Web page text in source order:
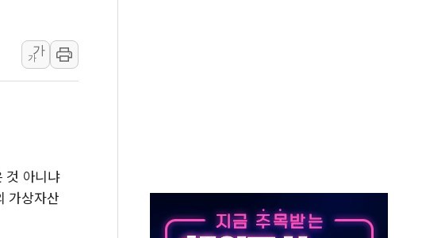
·삼척 시간당 최대 50㎜ 폭우…강원 동해안 강한 비 이어져
하다 참변…60대 환경미화원 수거차에 치여 사망
주택가서 흉기 난동…60대 남성 2명 숨져
갯벌서 해루질 중 실종 60대 나흘만에 숨진 채 발견
툼 중 어머니 흉기 살해 10대 아들 체포
김민석에 '뻔뻔' 받아친 정청래…제주 연설서 신경전 고조
가
가
것 아니냐
가상자산